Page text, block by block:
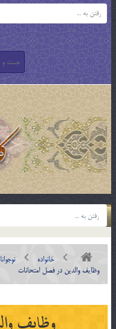
خانواده
وظايف والدين در فصل امتحانات
وظايف